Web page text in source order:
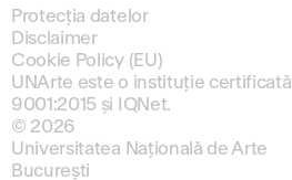
Protecția datelor
Disclaimer
Cookie Policy (EU)
UNArte este o instituție certificată
9001:2015 și IQNet.
© 2026
Universitatea Națională de Arte
București